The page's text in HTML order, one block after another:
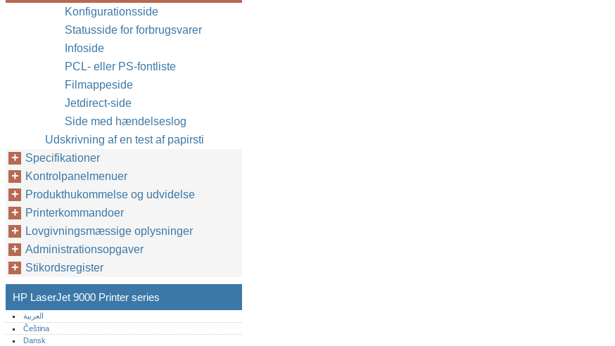
Konfigurationsside
Statusside for forbrugsvarer
Infoside
PCL- eller PS-fontliste
Filmappeside
Jetdirect-side
Side med hændelseslog
Udskrivning af en test af papirsti
Specifikationer
Kontrolpanelmenuer
Produkthukommelse og udvidelse
Printerkommandoer
Lovgivningsmæssige oplysninger
Administrationsopgaver
Stikordsregister
HP LaserJet 9000 Printer series
العربية
Čeština
Dansk